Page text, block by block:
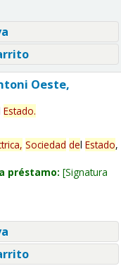
Oeste,
Estado.
Sociedad del Estado,
préstamo: Signatura